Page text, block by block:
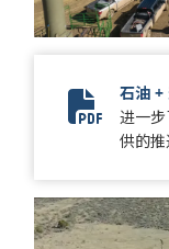
12627-001
石油 +
进一
供的推